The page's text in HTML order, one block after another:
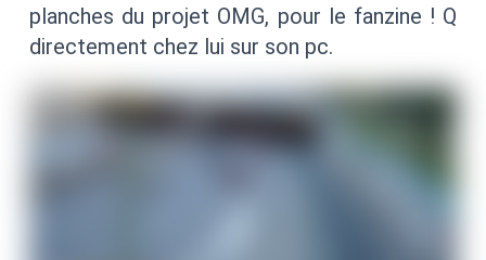
planches du projet OMG, pour le fanzine ! Q
directement chez lui sur son pc.